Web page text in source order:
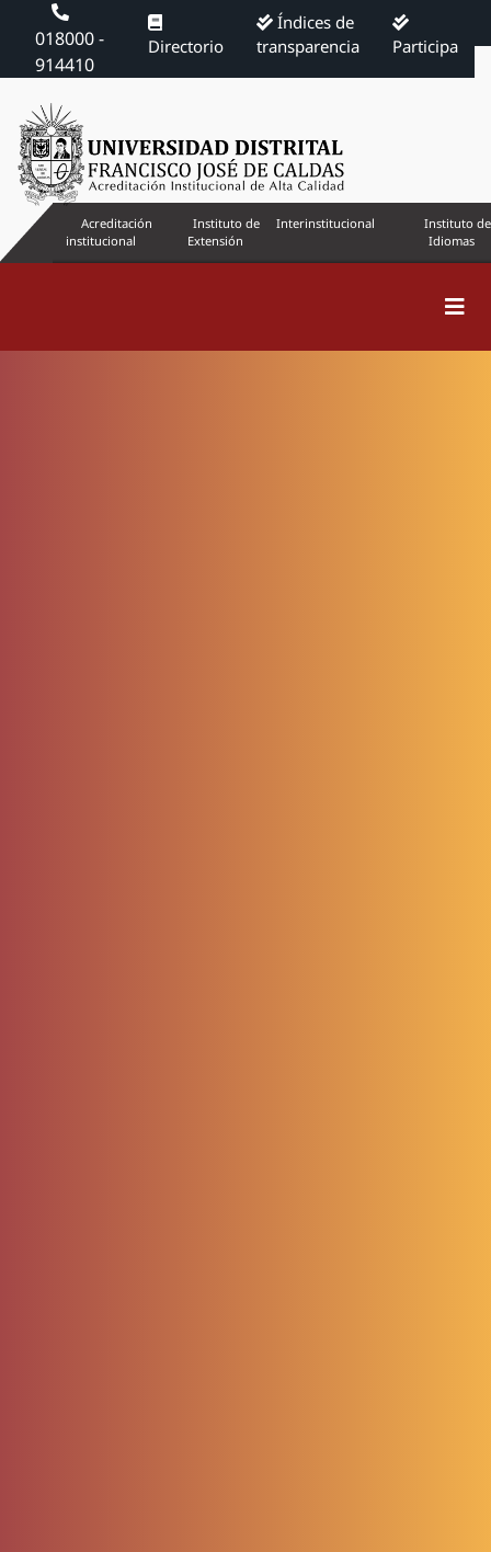
018000 -
914410
Directorio
Índices de
transparencia
Participa
Acreditación
institucional
Instituto de
Extensión
Interinstitucional
Instituto de
Idiomas